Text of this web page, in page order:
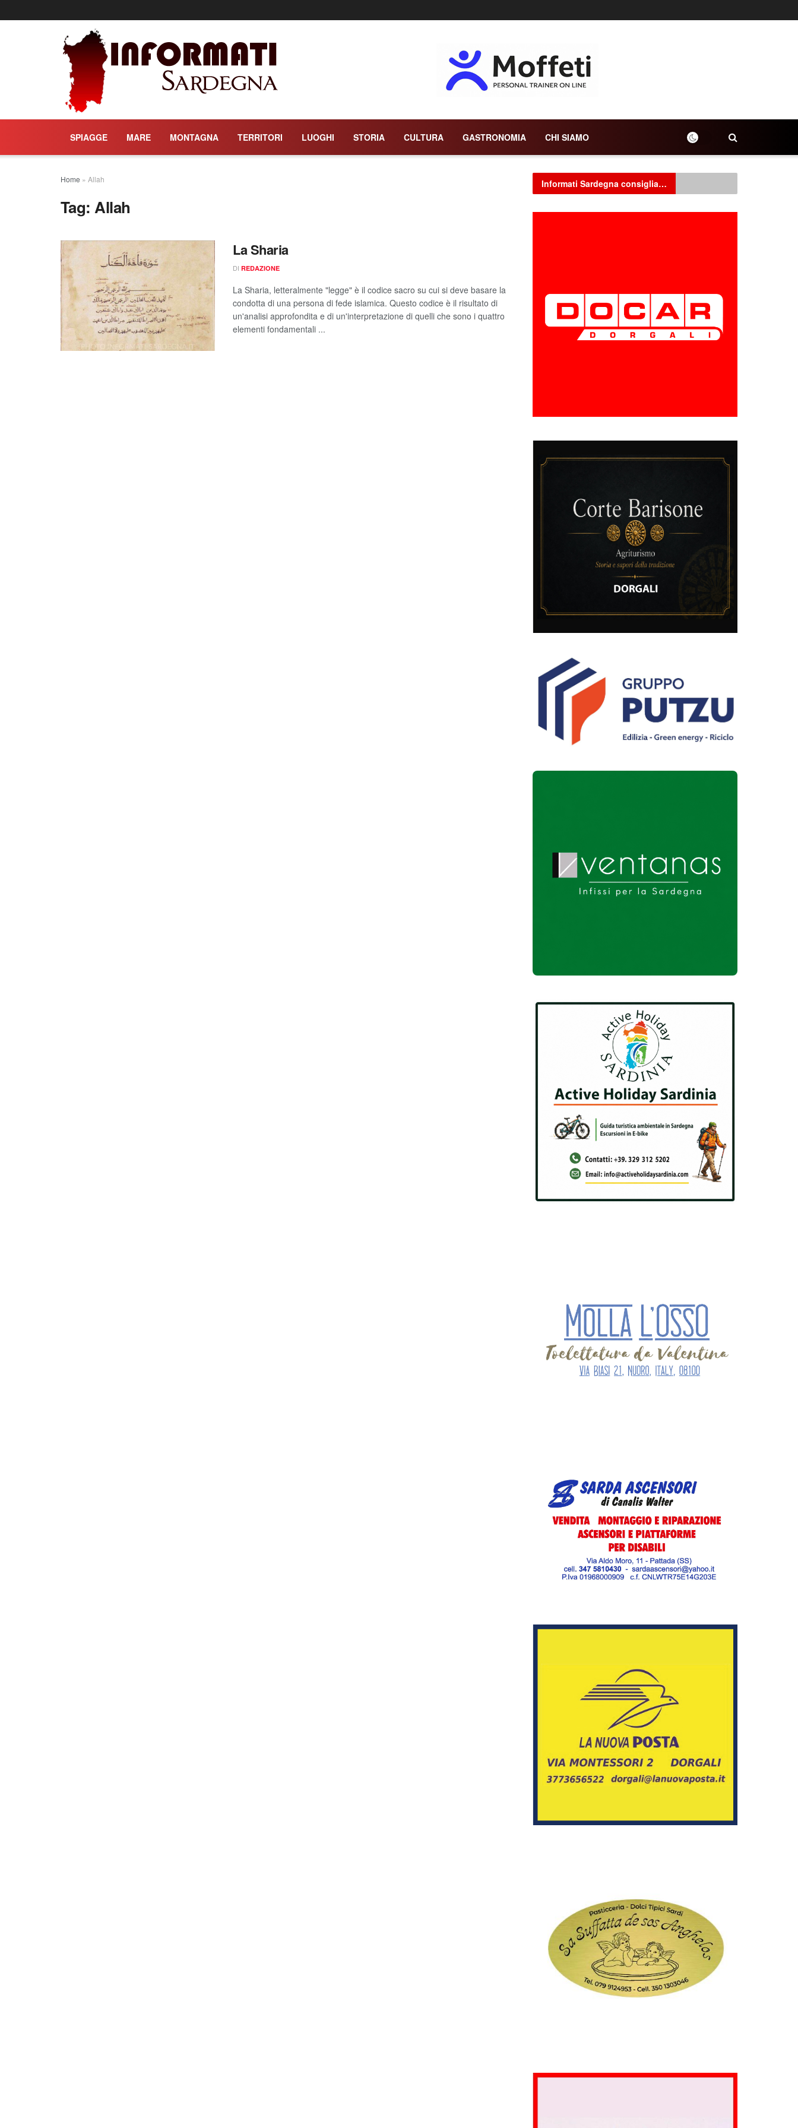
SPIAGGE MARE MONTAGNA TERRITORI LUOGHI STORIA CULTURA GASTRONOMIA CHI SIAMO
Home » Allah
Tag:Allah
La Sharia
DI REDAZIONE
La Sharia, letteralmente "legge" è il codice sacro su cui si deve basare la
condotta di una persona di fede islamica. Questo codice è il risultato di
un'analisi approfondita e di un'interpretazione di quelli che sono i quattro
elementi fondamentali ...
Informati Sardegna consiglia…